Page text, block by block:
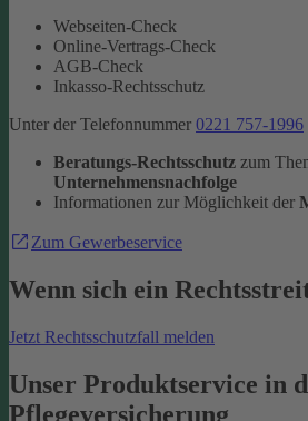
Webseiten-Check
Online-Vertrags-Check
AGB-Check
Inkasso-Rechtsschutz
Unter der Telefonnummer 0221 757-1996
Beratungs-Rechtsschutz zum
Unternehmensnachfolge
Informationen zur Möglichkeit der
Zum Gewerbeservice
Wenn sich ein
Jetzt Rechtsschutzfall melden
Unser Produktservice in
Pflegeversicherung